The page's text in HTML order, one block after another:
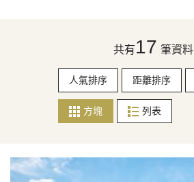
共有17 筆資料
人氣排序 距離排序
方塊 列表